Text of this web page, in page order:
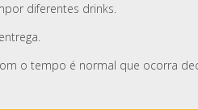
diferentes drinks.
o tempo é normal que ocorra